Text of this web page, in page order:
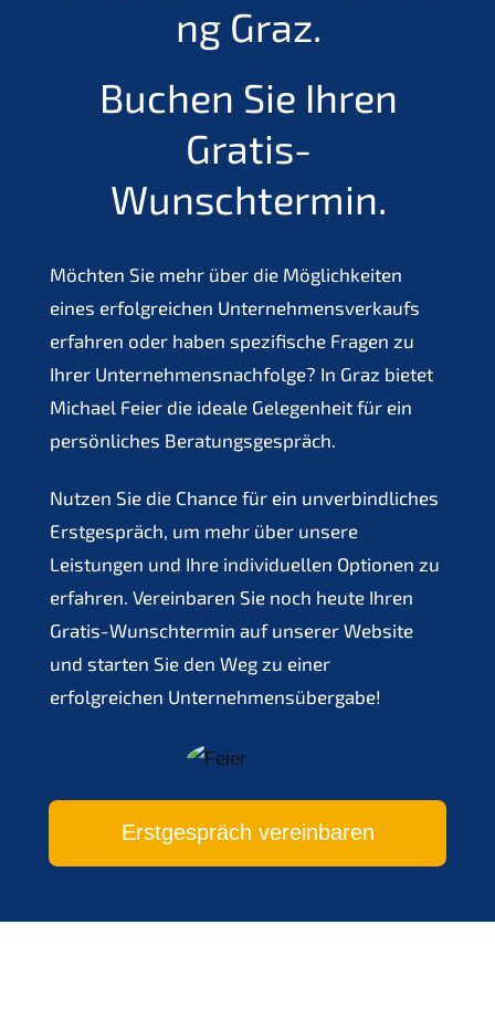
ng Graz.
Buchen Sie Ihren
Gratis-
Wunschtermin.
Möchten Sie mehr über die Möglichkeiten
eines erfolgreichen Unternehmensverkaufs
erfahren oder haben spezifische Fragen zu
Ihrer Unternehmensnachfolge? In Graz bietet
Michael Feier die ideale Gelegenheit für ein
persönliches Beratungsgespräch.
Nutzen Sie die Chance für ein unverbindliches
Erstgespräch, um mehr über unsere
Leistungen und Ihre individuellen Optionen zu
erfahren. Vereinbaren Sie noch heute Ihren
Gratis-Wunschtermin auf unserer Website
und starten Sie den Weg zu einer
erfolgreichen Unternehmensübergabe!
Erstgespräch vereinbaren